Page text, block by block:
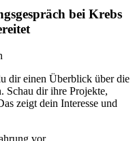
bei Krebs
dir einen Überblick über die
Schau dir ihre Projekte,
zeigt dein Interesse und
vor